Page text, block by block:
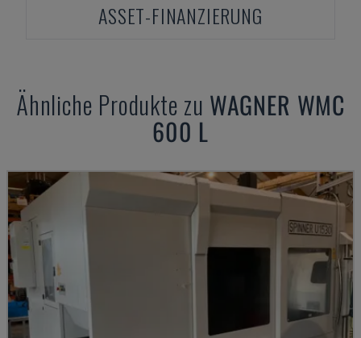
ASSET-FINANZIERUNG
Ähnliche Produkte zu WAGNER WMC
600 L